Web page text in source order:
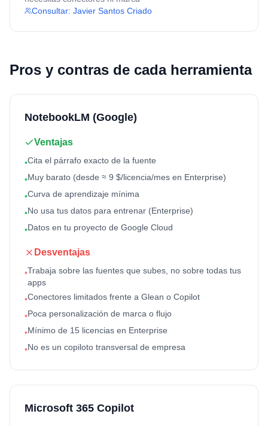
Consultar: Javier Santos Criado
Pros y contras de cada herramienta
NotebookLM (Google)
Ventajas
•Cita el párrafo exacto de la fuente
•Muy barato (desde ≈ 9 $/licencia/mes en Enterprise)
•Curva de aprendizaje mínima
•No usa tus datos para entrenar (Enterprise)
•Datos en tu proyecto de Google Cloud
Desventajas
•Trabaja sobre las fuentes que subes, no sobre todas tus
apps
•Conectores limitados frente a Glean o Copilot
•Poca personalización de marca o flujo
•Mínimo de 15 licencias en Enterprise
•No es un copiloto transversal de empresa
Microsoft 365 Copilot